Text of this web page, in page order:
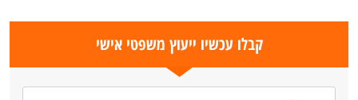
קבלו עכשיו ייעוץ משפטי אישי